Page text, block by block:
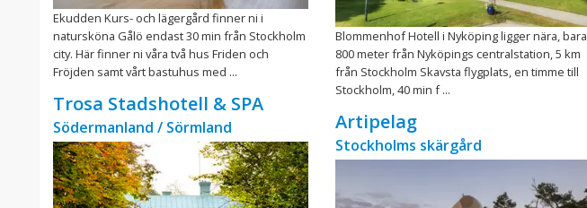
Ekudden Kurs- och lägergård finner ni i
natursköna Gålö endast 30 min från Stockholm
city. Här finner ni våra två hus Friden och
Fröjden samt vårt bastuhus med ...
Trosa Stadshotell & SPA
Södermanland / Sörmland
Blommenhof Hotell i Nyköping ligger nära, bara
800 meter från Nyköpings centralstation, 5 km
från Stockholm Skavsta flygplats, en timme till
Stockholm, 40 min f ...
Artipelag
Stockholms skärgård